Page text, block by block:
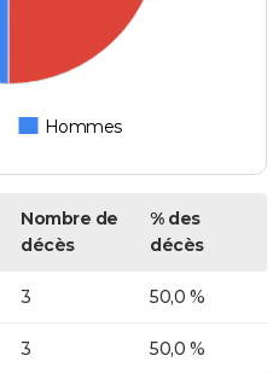
Hommes
Nombre de
décès
% des
décès
3 50,0 %
3 50,0 %